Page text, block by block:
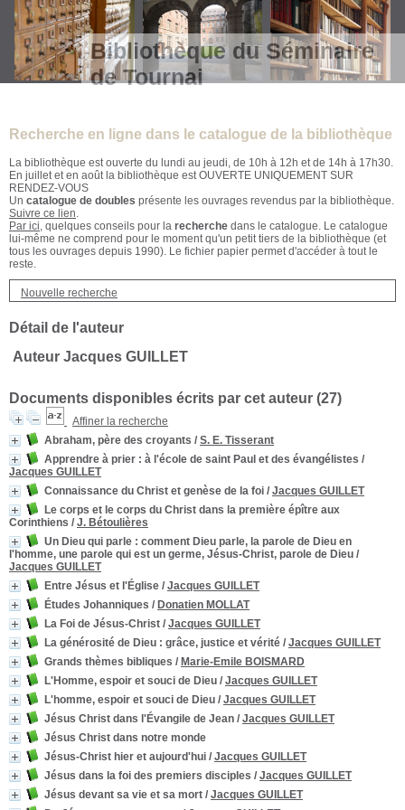
Bibliothèque du Séminaire
de Tournai
Recherche en ligne dans le catalogue de la bibliothèque
La bibliothèque est ouverte du lundi au jeudi, de 10h à 12h et de 14h à 17h30.
En juillet et en août la bibliothèque est OUVERTE UNIQUEMENT SUR
RENDEZ-VOUS
Un catalogue de doubles présente les ouvrages revendus par la bibliothèque.
Suivre ce lien.
Par ici, quelques conseils pour la recherche dans le catalogue. Le catalogue
lui-même ne comprend pour le moment qu'un petit tiers de la bibliothèque (et
tous les ouvrages depuis 1990). Le fichier papier permet d'accéder à tout le
reste.
Nouvelle recherche
Détail de l'auteur
Auteur Jacques GUILLET
Documents disponibles écrits par cet auteur (27)
Affiner la recherche
Abraham, père des croyants / S. E. Tisserant
Apprendre à prier : à l'école de saint Paul et des évangélistes /
Jacques GUILLET
Connaissance du Christ et genèse de la foi / Jacques GUILLET
Le corps et le corps du Christ dans la première épître aux
Corinthiens / J. Bétoulières
Un Dieu qui parle : comment Dieu parle, la parole de Dieu en
l'homme, une parole qui est un germe, Jésus-Christ, parole de Dieu /
Jacques GUILLET
Entre Jésus et l'Église / Jacques GUILLET
Études Johanniques / Donatien MOLLAT
La Foi de Jésus-Christ / Jacques GUILLET
La générosité de Dieu : grâce, justice et vérité / Jacques GUILLET
Grands thèmes bibliques / Marie-Emile BOISMARD
L'Homme, espoir et souci de Dieu / Jacques GUILLET
L'homme, espoir et souci de Dieu / Jacques GUILLET
Jésus Christ dans l'Évangile de Jean / Jacques GUILLET
Jésus Christ dans notre monde
Jésus-Christ hier et aujourd'hui / Jacques GUILLET
Jésus dans la foi des premiers disciples / Jacques GUILLET
Jésus devant sa vie et sa mort / Jacques GUILLET